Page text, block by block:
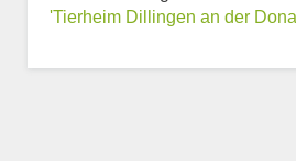
zum Tierheim
'Tierheim Dillingen an der